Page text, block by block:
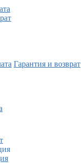
Гарантия и возврат